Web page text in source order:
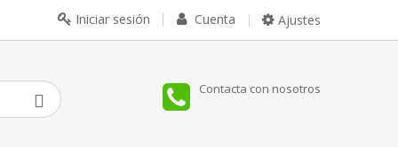
Ajustes
Cuenta
Iniciar sesión
Contacta con nosotros